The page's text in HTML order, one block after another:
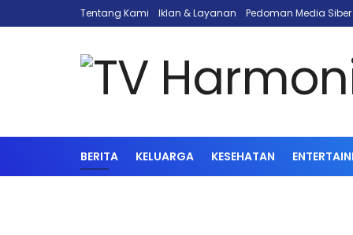
Tentang Kami Iklan & Layanan Pedoman Media Siber
BERITA KELUARGA KESEHATAN